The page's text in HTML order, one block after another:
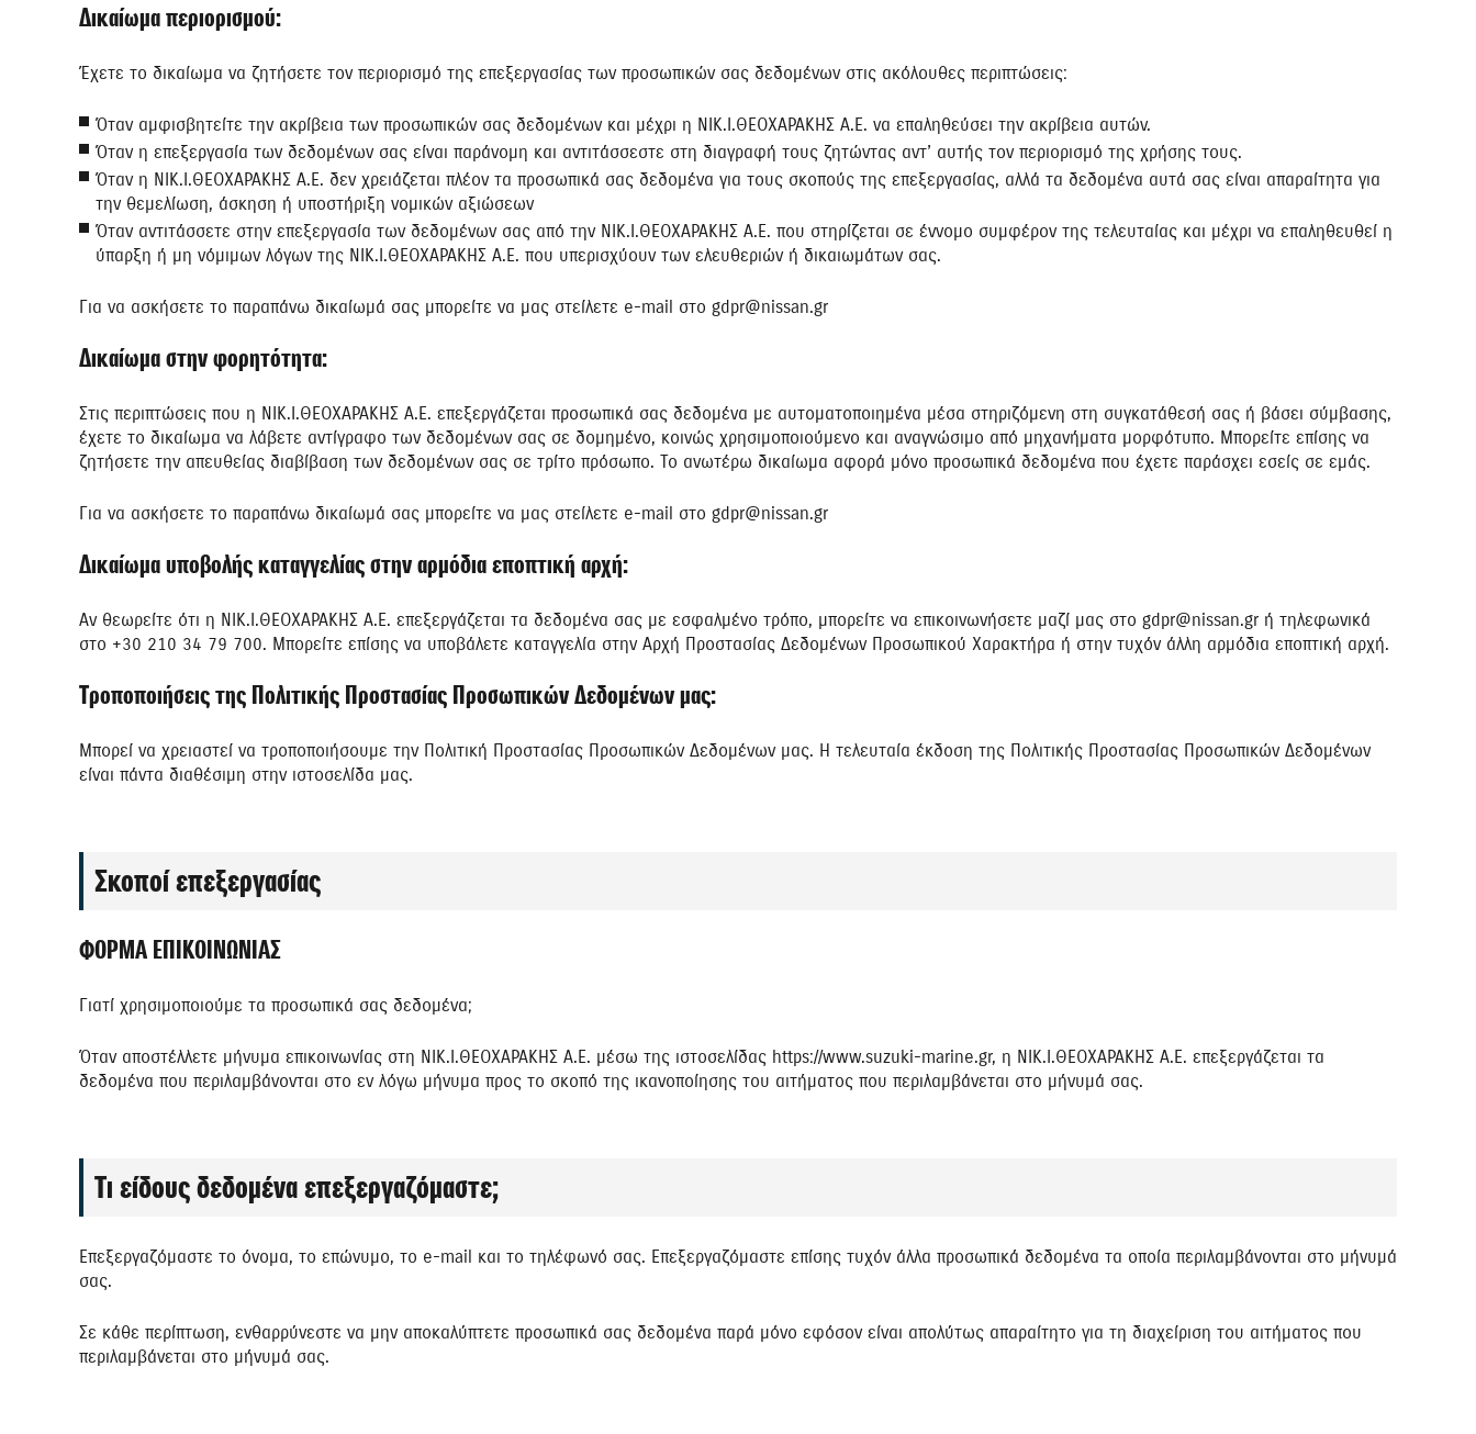
Δικαίωμα περιορισμού:
Έχετε το δικαίωμα να ζητήσετε τον περιορισμό της επεξεργασίας των προσωπικών σας δεδομένων στις ακόλουθες περιπτώσεις:
Όταν αμφισβητείτε την ακρίβεια των προσωπικών σας δεδομένων και μέχρι η ΝΙΚ.Ι.ΘΕΟΧΑΡΑΚΗΣ Α.Ε. να επαληθεύσει την ακρίβεια αυτών.
Όταν η επεξεργασία των δεδομένων σας είναι παράνομη και αντιτάσσεστε στη διαγραφή τους ζητώντας αντ’ αυτής τον περιορισμό της χρήσης τους.
Όταν η ΝΙΚ.Ι.ΘΕΟΧΑΡΑΚΗΣ Α.Ε. δεν χρειάζεται πλέον τα προσωπικά σας δεδομένα για τους σκοπούς της επεξεργασίας, αλλά τα δεδομένα αυτά σας είναι απαραίτητα για
την θεμελίωση, άσκηση ή υποστήριξη νομικών αξιώσεων
Όταν αντιτάσσετε στην επεξεργασία των δεδομένων σας από την ΝΙΚ.Ι.ΘΕΟΧΑΡΑΚΗΣ Α.Ε. που στηρίζεται σε έννομο συμφέρον της τελευταίας και μέχρι να επαληθευθεί η
ύπαρξη ή μη νόμιμων λόγων της ΝΙΚ.Ι.ΘΕΟΧΑΡΑΚΗΣ Α.Ε. που υπερισχύουν των ελευθεριών ή δικαιωμάτων σας.
Για να ασκήσετε το παραπάνω δικαίωμά σας μπορείτε να μας στείλετε e-mail στο gdpr@nissan.gr
Δικαίωμα στην φορητότητα:
Στις περιπτώσεις που η ΝΙΚ.Ι.ΘΕΟΧΑΡΑΚΗΣ Α.Ε. επεξεργάζεται προσωπικά σας δεδομένα με αυτοματοποιημένα μέσα στηριζόμενη στη συγκατάθεσή σας ή βάσει σύμβασης,
έχετε το δικαίωμα να λάβετε αντίγραφο των δεδομένων σας σε δομημένο, κοινώς χρησιμοποιούμενο και αναγνώσιμο από μηχανήματα μορφότυπο. Μπορείτε επίσης να
ζητήσετε την απευθείας διαβίβαση των δεδομένων σας σε τρίτο πρόσωπο. Το ανωτέρω δικαίωμα αφορά μόνο προσωπικά δεδομένα που έχετε παράσχει εσείς σε εμάς.
Για να ασκήσετε το παραπάνω δικαίωμά σας μπορείτε να μας στείλετε e-mail στο gdpr@nissan.gr
Δικαίωμα υποβολής καταγγελίας στην αρμόδια εποπτική αρχή:
Αν θεωρείτε ότι η ΝΙΚ.Ι.ΘΕΟΧΑΡΑΚΗΣ Α.Ε. επεξεργάζεται τα δεδομένα σας με εσφαλμένο τρόπο, μπορείτε να επικοινωνήσετε μαζί μας στο gdpr@nissan.gr ή τηλεφωνικά
στο +30 210 34 79 700. Μπορείτε επίσης να υποβάλετε καταγγελία στην Αρχή Προστασίας Δεδομένων Προσωπικού Χαρακτήρα ή στην τυχόν άλλη αρμόδια εποπτική αρχή.
Τροποποιήσεις της Πολιτικής Προστασίας Προσωπικών Δεδομένων μας:
Μπορεί να χρειαστεί να τροποποιήσουμε την Πολιτική Προστασίας Προσωπικών Δεδομένων μας. Η τελευταία έκδοση της Πολιτικής Προστασίας Προσωπικών Δεδομένων
είναι πάντα διαθέσιμη στην ιστοσελίδα μας.
Σκοποί επεξεργασίας
ΦΟΡΜΑ ΕΠΙΚΟΙΝΩΝΙΑΣ
Γιατί χρησιμοποιούμε τα προσωπικά σας δεδομένα;
Όταν αποστέλλετε μήνυμα επικοινωνίας στη ΝΙΚ.Ι.ΘΕΟΧΑΡΑΚΗΣ Α.Ε. μέσω της ιστοσελίδας https://www.suzuki-marine.gr, η NIK.I.ΘΕΟΧΑΡΑΚΗΣ Α.Ε. επεξεργάζεται τα
δεδομένα που περιλαμβάνονται στο εν λόγω μήνυμα προς το σκοπό της ικανοποίησης του αιτήματος που περιλαμβάνεται στο μήνυμά σας.
Τι είδους δεδομένα επεξεργαζόμαστε;
Επεξεργαζόμαστε το όνομα, το επώνυμο, το e-mail και το τηλέφωνό σας. Επεξεργαζόμαστε επίσης τυχόν άλλα προσωπικά δεδομένα τα οποία περιλαμβάνονται στο μήνυμά
σας.
Σε κάθε περίπτωση, ενθαρρύνεστε να μην αποκαλύπτετε προσωπικά σας δεδομένα παρά μόνο εφόσον είναι απολύτως απαραίτητο για τη διαχείριση του αιτήματος που
περιλαμβάνεται στο μήνυμά σας.